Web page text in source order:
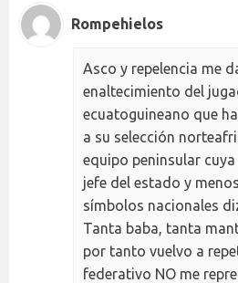
Rompehielos
Asco y repelencia me
enaltecimiento del
ecuatoguineano que
a su selección
equipo peninsular
jefe del estado y
símbolos nacionales
Tanta baba, tanta
por tanto vuelvo a
federativo NO me